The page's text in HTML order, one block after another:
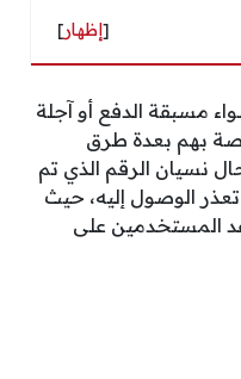
[إظهار]
مسبقة الدفع أو آجلة
بهم بعدة طرق
نسيان الرقم الذي تم
الوصول إليه، حيث
المستخدمين على